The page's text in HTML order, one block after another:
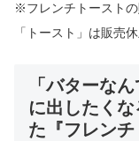
※フレンチトースト
「トースト」は販売
「バターな
に出したく
た『フレン